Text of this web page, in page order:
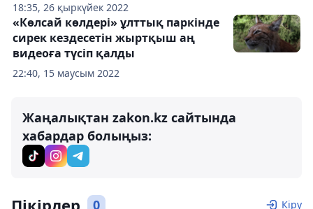
18:35, 26 қыркүйек 2022
22:40, 15 маусым 2022
«Көлсай көлдері» ұлттық паркінде
сирек кездесетін жыртқыш аң
видеоға түсіп қалды
Жаңалықтан zakon.kz сайтында
хабардар болыңыз:
Пікірлер 0 Кіру